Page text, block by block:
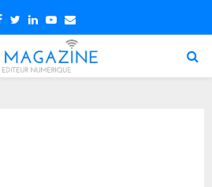
Facebook
TwitterLinkedin
Youtube
Email